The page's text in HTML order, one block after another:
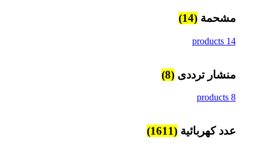
مشحمة (14)
14 products
منشار ترددى (8)
8 products
عدد كهربائية (1611)